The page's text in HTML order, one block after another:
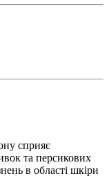
сприяє
та персикових
в області шкіри